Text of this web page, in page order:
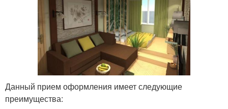
Данный прием оформления имеет следующие
преимущества: